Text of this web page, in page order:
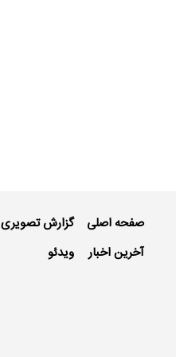
صفحه اصلی
آخرین اخبار
گزارش تصویری
ویدئو